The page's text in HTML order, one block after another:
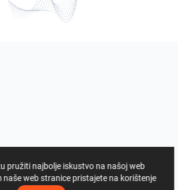
pružiti najbolje iskustvo na našoj web
web stranice pristajete na korištenje